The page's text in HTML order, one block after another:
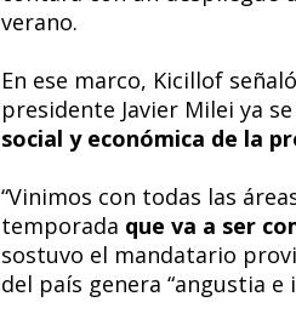
verano.
En ese marco, Kicillof
presidente Javier Milei ya
social y económica de la
“Vinimos con todas las
temporada que va a ser
sostuvo el mandatario
del país genera “angustia e